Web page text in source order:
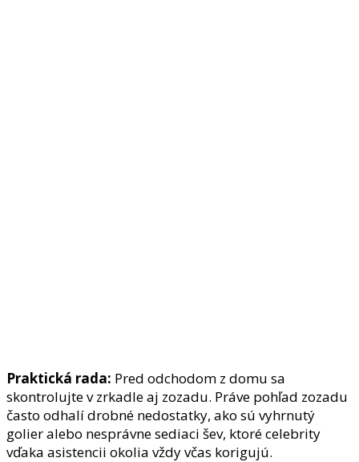
Praktická rada: Pred odchodom z domu sa
skontrolujte v zrkadle aj zozadu. Práve pohľad zozadu
často odhalí drobné nedostatky, ako sú vyhrnutý
golier alebo nesprávne sediaci šev, ktoré celebrity
vďaka asistencii okolia vždy včas korigujú.